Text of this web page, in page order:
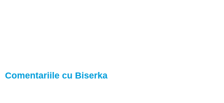
Comentariile cu Biserka